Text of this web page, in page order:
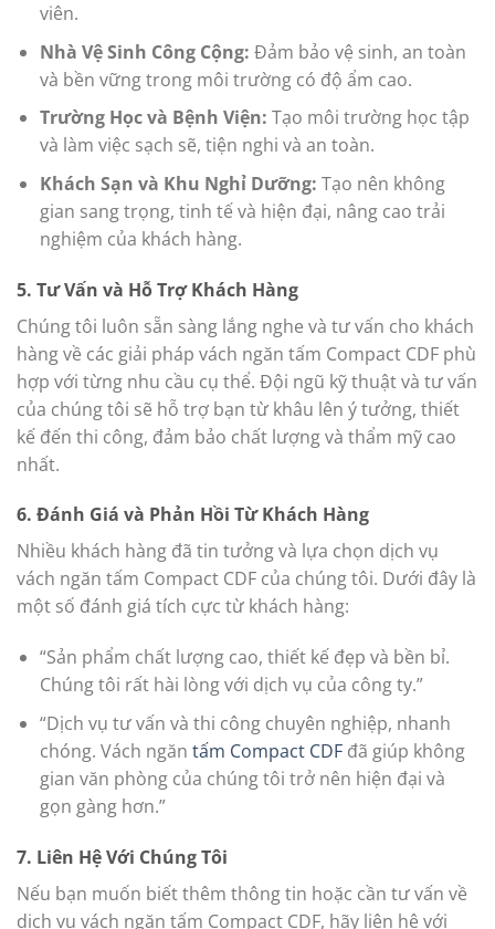
viên.
Nhà Vệ Sinh Công Cộng: Đảm bảo vệ sinh, an toàn
và bền vững trong môi trường có độ ẩm cao.
Trường Học và Bệnh Viện: Tạo môi trường học tập
và làm việc sạch sẽ, tiện nghi và an toàn.
Khách Sạn và Khu Nghỉ Dưỡng: Tạo nên không
gian sang trọng, tinh tế và hiện đại, nâng cao trải
nghiệm của khách hàng.
5. Tư Vấn và Hỗ Trợ Khách Hàng
Chúng tôi luôn sẵn sàng lắng nghe và tư vấn cho khách
hàng về các giải pháp vách ngăn tấm Compact CDF phù
hợp với từng nhu cầu cụ thể. Đội ngũ kỹ thuật và tư vấn
của chúng tôi sẽ hỗ trợ bạn từ khâu lên ý tưởng, thiết
kế đến thi công, đảm bảo chất lượng và thẩm mỹ cao
nhất.
6. Đánh Giá và Phản Hồi Từ Khách Hàng
Nhiều khách hàng đã tin tưởng và lựa chọn dịch vụ
vách ngăn tấm Compact CDF của chúng tôi. Dưới đây là
một số đánh giá tích cực từ khách hàng:
“Sản phẩm chất lượng cao, thiết kế đẹp và bền bỉ.
Chúng tôi rất hài lòng với dịch vụ của công ty.”
“Dịch vụ tư vấn và thi công chuyên nghiệp, nhanh
chóng. Vách ngăn tấm Compact CDFđã giúp không
gian văn phòng của chúng tôi trở nên hiện đại và
gọn gàng hơn.”
7. Liên Hệ Với Chúng Tôi
Nếu bạn muốn biết thêm thông tin hoặc cần tư vấn về
dịch vụ vách ngăn tấm Compact CDF, hãy liên hệ với